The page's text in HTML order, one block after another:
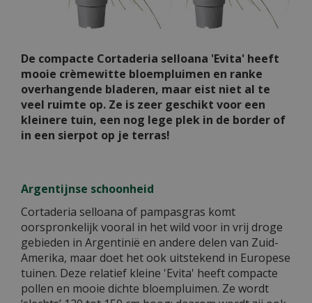
De compacte Cortaderia selloana 'Evita' heeft
mooie crèmewitte bloempluimen en ranke
overhangende bladeren, maar eist niet al te
veel ruimte op. Ze is zeer geschikt voor een
kleinere tuin, een nog lege plek in de border of
in een sierpot op je terras!
Argentijnse schoonheid
Cortaderia selloana of pampasgras komt
oorspronkelijk vooral in het wild voor in vrij droge
gebieden in Argentinië en andere delen van Zuid-
Amerika, maar doet het ook uitstekend in Europese
tuinen. Deze relatief kleine 'Evita' heeft compacte
pollen en mooie dichte bloempluimen. Ze wordt